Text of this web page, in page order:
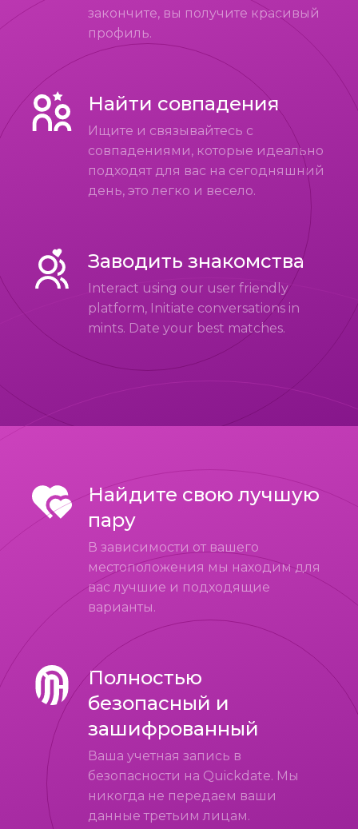
закончите, вы получите красивый
профиль.
Найти совпадения
Ищите и связывайтесь с
совпадениями, которые идеально
подходят для вас на сегодняшний
день, это легко и весело.
Заводить знакомства
Interact using our user friendly
platform, Initiate conversations in
mints. Date your best matches.
Найдите свою лучшую
пару
В зависимости от вашего
местоположения мы находим для
вас лучшие и подходящие
варианты.
Полностью
безопасный и
зашифрованный
Ваша учетная запись в
безопасности на Quickdate. Мы
никогда не передаем ваши
данные третьим лицам.